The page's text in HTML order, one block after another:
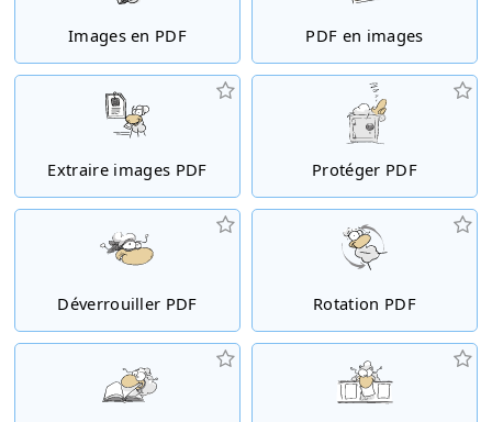
Images en PDF PDF en images
Extraire images PDF Protéger PDF
Déverrouiller PDF Rotation PDF